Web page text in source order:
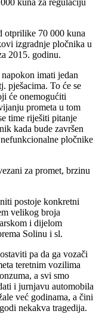
otprilike 70 000 kuna
izgradnje pločnika u
2015. godinu.
imati jedan
pješacima. To će se
će onemogućiti
prometa u tom
time riješiti pitanje
kada bude završen
pločnike
za promet, brzinu
postoje konkretni
velikog broja
i dijelom
Solinu i sl.
pa da ga vozači
teretnim vozilima
a svi smo
i jurnjavu automobila
već godinama, a čini
nekakva tragedija.